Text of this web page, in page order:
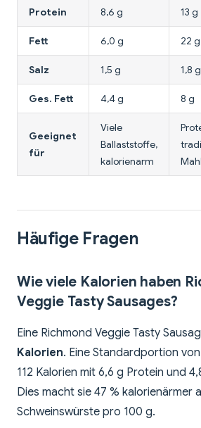
Protein 8,6 g 13 g
Fett 6,0 g 22 g
Salz 1,5 g 1,8 g
Ges. Fett 4,4 g 8 g
Geeignet
für
Viele
Ballaststoffe,
kalorienarm
Häufige Fragen
Wie viele Kalorien haben
Veggie Tasty Sausages?
Eine Richmond Veggie Tasty
Kalorien. Eine Standardportion
112 Kalorien mit 6,6 g Protein und
Dies macht sie 47 % kalorienärmer
Schweinswürste pro 100 g.